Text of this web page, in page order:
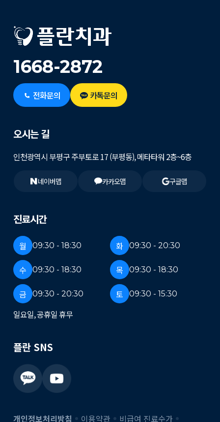
1668-2872
전화문의 카톡문의
진료시간
월 09:30 - 18:30 화 09:30 - 20:30
수 09:30 - 18:30 목 09:30 - 18:30
금 09:30 - 20:30 토 09:30 - 15:30
일요일, 공휴일 휴무
오시는 길
인천광역시 부평구 주부토로 17 (부평동), 메타타워 2층~6층
네이버맵 카카오맵 구글맵
플란 SNS
개인정보처리방침 이용약관 비급여 진료수가